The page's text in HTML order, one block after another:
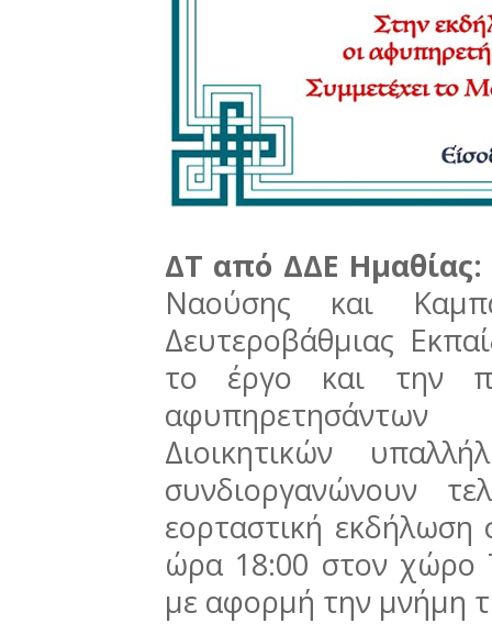
ΔΤ από ΔΔΕ Ημαθίας:
Ναούσης και
Δευτεροβάθμιας
το έργο και την
αφυπηρετησάντων
Διοικητικών
συνδιοργανώνουν
εορταστική εκδήλωση
ώρα 18:00 στον χώρο
με αφορμή την μνήμη